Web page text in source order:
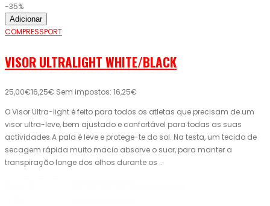
-35%
Adicionar
COMPRESSPORT
VISOR ULTRALIGHT WHITE/BLACK
25,00€16,25€ Sem impostos: 16,25€
O Visor Ultra-light é feito para todos os atletas que precisam de um
visor ultra-leve, bem ajustado e confortável para todas as suas
actividades.A pala é leve e protege-te do sol. Na testa, um tecido de
secagem rápida muito macio absorve o suor, para manter a
transpiração longe dos olhos durante os ..